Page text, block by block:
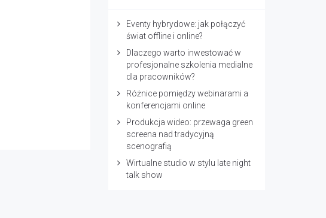
Eventy hybrydowe: jak połączyć
świat offline i online?
Dlaczego warto inwestować w
profesjonalne szkolenia medialne
dla pracowników?
Różnice pomiędzy webinarami a
konferencjami online
Produkcja wideo: przewaga green
screena nad tradycyjną
scenografią
Wirtualne studio w stylu late night
talk show